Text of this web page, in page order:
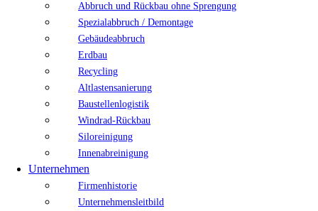
Abbruch und Rückbau ohne Sprengung
Spezialabbruch / Demontage
Gebäudeabbruch
Erdbau
Recycling
Altlastensanierung
Baustellenlogistik
Windrad-Rückbau
Siloreinigung
Innenabreinigung
Unternehmen
Firmenhistorie
Unternehmensleitbild